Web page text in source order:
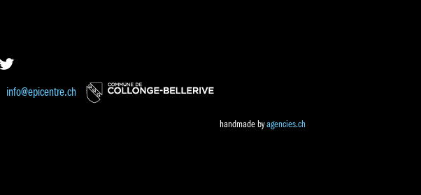
info@epicentre.ch
handmade byagencies.ch